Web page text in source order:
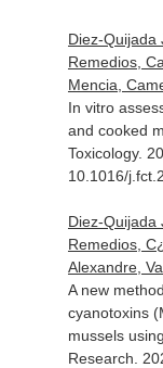
Diez-Quijada
Remedios,
Mencia,
In vitro
and cooked
Toxicology.
10.1016/
Diez-Quijada
Remedios,
Alexandre,
A new
cyanotoxins
mussels
Research .